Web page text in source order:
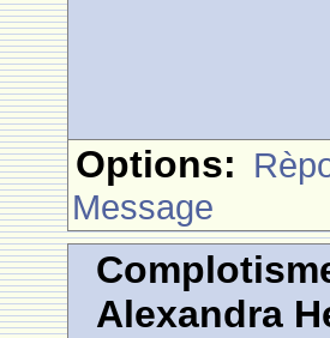
Options:
Message
Alexandra